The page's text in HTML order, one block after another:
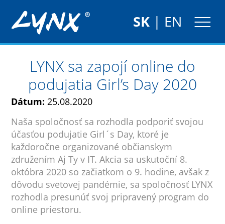
SK| EN
LYNX sa zapojí online do
podujatia Girl’s Day 2020
Dátum: 25.08.2020
Naša spoločnosť sa rozhodla podporiť svojou
účasťou podujatie Girl´s Day, ktoré je
každoročne organizované občianskym
združením Aj Ty v IT. Akcia sa uskutoční 8.
októbra 2020 so začiatkom o 9. hodine, avšak z
dôvodu svetovej pandémie, sa spoločnosť LYNX
rozhodla presunúť svoj pripravený program do
online priestoru.